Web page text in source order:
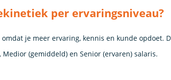
per ervaringsniveau?
je meer ervaring, kennis en kunde opdoet.
(gemiddeld) en Senior (ervaren) salaris.